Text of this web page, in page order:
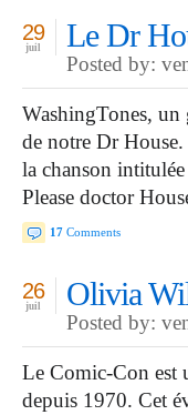
Le Dr
29
juil
Posted by:
WashingTones, un
de notre Dr
la chanson
Please doctor
17 Comments
Olivia
26
juil
Posted by:
Le Comic-Con est
depuis 1970. Cet